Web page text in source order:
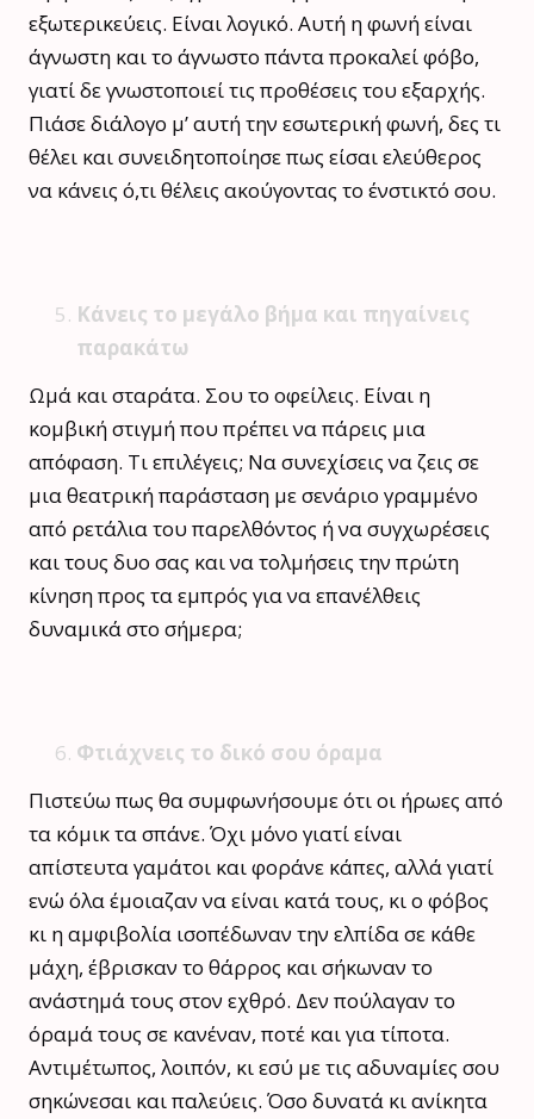
εξωτερικεύεις. Είναι λογικό. Αυτή η φωνή είναι
άγνωστη και το άγνωστο πάντα προκαλεί φόβο,
γιατί δε γνωστοποιεί τις προθέσεις του εξαρχής.
Πιάσε διάλογο μ’ αυτή την εσωτερική φωνή, δες τι
θέλει και συνειδητοποίησε πως είσαι ελεύθερος
να κάνεις ό,τι θέλεις ακούγοντας το ένστικτό σου.
Κάνεις το μεγάλο βήμα και πηγαίνεις
παρακάτω
Ωμά και σταράτα. Σου το οφείλεις. Είναι η
κομβική στιγμή που πρέπει να πάρεις μια
απόφαση. Τι επιλέγεις; Να συνεχίσεις να ζεις σε
μια θεατρική παράσταση με σενάριο γραμμένο
από ρετάλια του παρελθόντος ή να συγχωρέσεις
και τους δυο σας και να τολμήσεις την πρώτη
κίνηση προς τα εμπρός για να επανέλθεις
δυναμικά στο σήμερα;
Φτιάχνεις το δικό σου όραμα
Πιστεύω πως θα συμφωνήσουμε ότι οι ήρωες από
τα κόμικ τα σπάνε. Όχι μόνο γιατί είναι
απίστευτα γαμάτοι και φοράνε κάπες, αλλά γιατί
ενώ όλα έμοιαζαν να είναι κατά τους, κι ο φόβος
κι η αμφιβολία ισοπέδωναν την ελπίδα σε κάθε
μάχη, έβρισκαν το θάρρος και σήκωναν το
ανάστημά τους στον εχθρό. Δεν πούλαγαν το
όραμά τους σε κανέναν, ποτέ και για τίποτα.
Αντιμέτωπος, λοιπόν, κι εσύ με τις αδυναμίες σου
σηκώνεσαι και παλεύεις. Όσο δυνατά κι ανίκητα